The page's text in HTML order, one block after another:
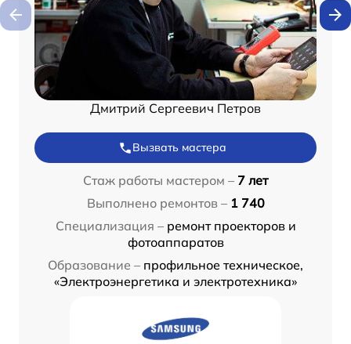
Дмитрий Сергеевич Петров
Вызвать мастера
Стаж работы мастером – 7 лет
Выполнено ремонтов – 1 740
Специализация – ремонт проекторов и
фотоаппаратов
Образование – профильное техническое,
«Электроэнергетика и электротехника»